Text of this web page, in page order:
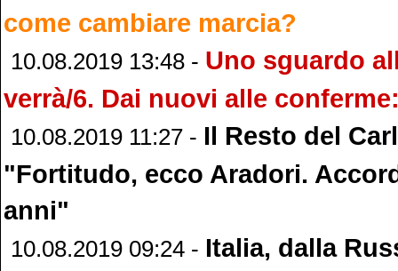
come cambiare marcia?
10.08.2019 13:48 - Uno sguardo
verrà/6. Dai nuovi alle
10.08.2019 11:27 - Il Resto del
"Fortitudo, ecco Aradori.
anni"
10.08.2019 09:24 - Italia, dalla